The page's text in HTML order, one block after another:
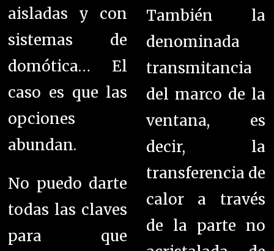
aisladas y con
sistemas de
domótica… El
caso es que las
opciones
abundan.
No puedo darte
todas las claves
para que
También la
denominada
transmitancia
del marco de la
ventana, es
decir, la
transferencia de
calor a través
de la parte no